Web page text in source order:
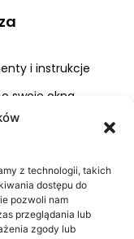
z technologii, takich
dostępu do
pozwoli nam
przeglądania lub
zgody lub
i instrukcje
swoje okna
klienta